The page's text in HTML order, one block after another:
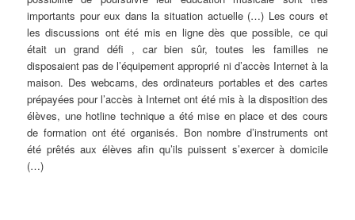
importants pour eux dans la situation actuelle (…) Les cours et
les discussions ont été mis en ligne dès que possible, ce qui
était un grand défi , car bien sûr, toutes les familles ne
disposaient pas de l’équipement approprié ni d’accès Internet à la
maison. Des webcams, des ordinateurs portables et des cartes
prépayées pour l’accès à Internet ont été mis à la disposition des
élèves, une hotline technique a été mise en place et des cours
de formation ont été organisés. Bon nombre d’instruments ont
été prêtés aux élèves afin qu’ils puissent s’exercer à domicile
(…)